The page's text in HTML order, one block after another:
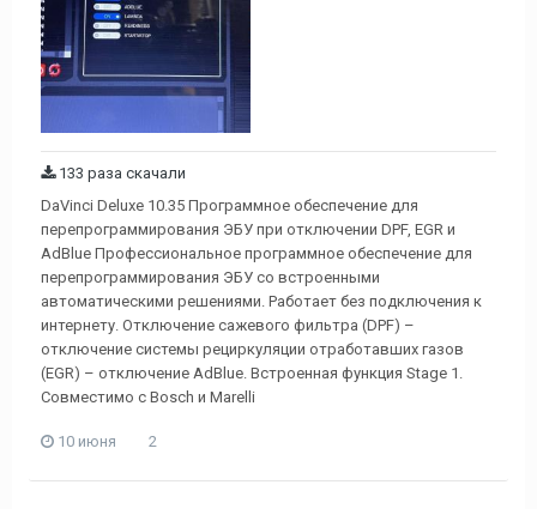
133 раза скачали
DaVinci Deluxe 10.35 Программное обеспечение для
перепрограммирования ЭБУ при отключении DPF, EGR и
AdBlue Профессиональное программное обеспечение для
перепрограммирования ЭБУ со встроенными
автоматическими решениями. Работает без подключения к
интернету. Отключение сажевого фильтра (DPF) –
отключение системы рециркуляции отработавших газов
(EGR) – отключение AdBlue. Встроенная функция Stage 1.
Совместимо с Bosch и Marelli
10 июня 2